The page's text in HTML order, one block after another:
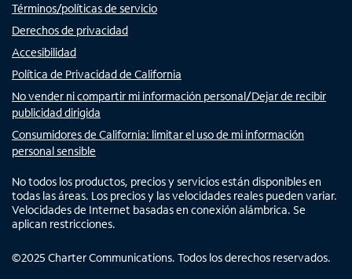
Términos/políticas de servicio
Derechos de privacidad
Accesibilidad
Política de Privacidad de California
No vender ni compartir mi información personal/Dejar de recibir
publicidad dirigida
Consumidores de California: limitar el uso de mi información
personal sensible
No todos los productos, precios y servicios están disponibles en
todas las áreas. Los precios y las velocidades reales pueden variar.
Velocidades de Internet basadas en conexión alámbrica. Se
aplican restricciones.
©2025 Charter Communications. Todos los derechos reservados.